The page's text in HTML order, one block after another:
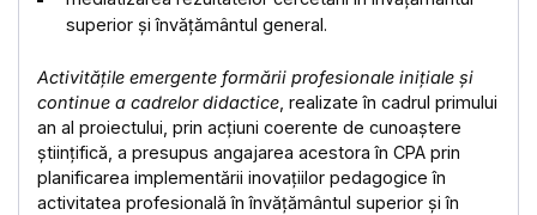
superior și învățământul general.
Activitățile emergente formării profesionale inițiale și
continue a cadrelor didactice , realizate în cadrul primului
an al proiectului, prin acțiuni coerente de cunoaștere
științifică, a presupus angajarea acestora în CPA prin
planificarea implementării inovațiilor pedagogice în
activitatea profesională în învățământul superior și în